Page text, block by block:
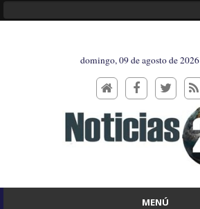
domingo, 09 de agosto de 2026
MENÚ